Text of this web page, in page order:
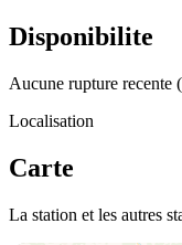
Disponibilite
Aucune rupture recente
Localisation
Carte
La station et les autres